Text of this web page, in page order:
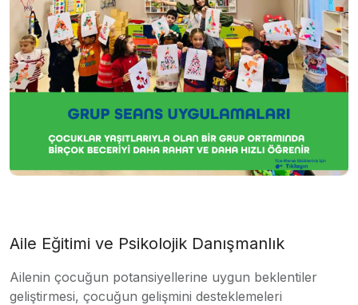
Aile Eğitimi ve Psikolojik Danışmanlık
Ailenin çocuğun potansiyellerine uygun beklentiler
geliştirmesi, çocuğun gelişmini desteklemeleri